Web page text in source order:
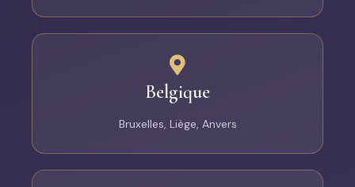
Belgique
Bruxelles, Liège, Anvers